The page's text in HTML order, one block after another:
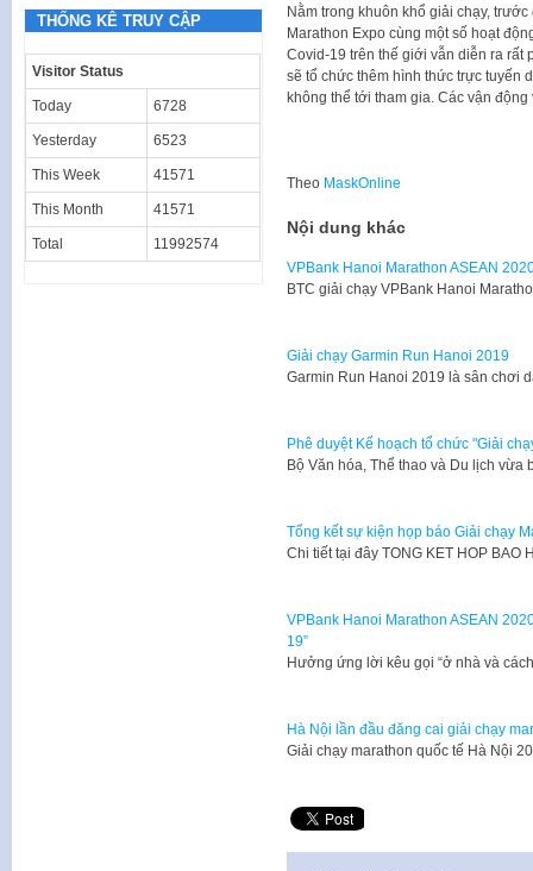
Nằm trong khuôn khổ giải chạy,
Marathon Expo cùng một số hoạt
Covid-19 trên thế giới vẫn diễn ra rất
sẽ tổ chức thêm hình thức trực tuyến
không thể tới tham gia. Các vận
Theo MaskOnline
Nội dung khác
VPBank Hanoi Marathon ASEAN
BTC giải chạy VPBank Hanoi
Giải chạy Garmin Run Hanoi 2019
Garmin Run Hanoi 2019 là sân chơi
Phê duyệt Kế hoạch tổ chức "Giải
Bộ Văn hóa, Thể thao và Du lịch
Tổng kết sự kiện họp báo Giải chạy
Chi tiết tại đây TONG KET HOP BAO
VPBank Hanoi Marathon ASEAN
19”
Hưởng ứng lời kêu gọi “ở nhà và
Hà Nội lần đầu đăng cai giải chạy
Giải chạy marathon quốc tế Hà Nội
THỐNG KÊ TRUY CẬP
Visitor Status
Today 6728
Yesterday 6523
This Week 41571
This Month 41571
Total 11992574